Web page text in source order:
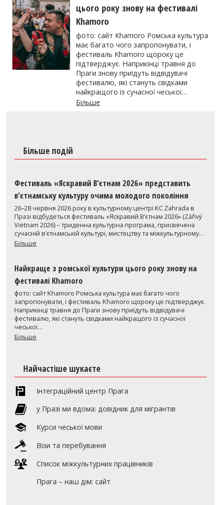
цього року знову на фестивалі
Khamoro
фото: сайт Khamoro Ромська культура
має багато чого запропонувати, і
фестиваль Khamoro щороку це
підтверджує. Наприкінці травня до
Праги знову приїдуть відвідувачі
фестивалю, які стануть свідками
найкращого із сучасної чеської…
Більше
Більше подій
Фестиваль «Яскравий В’єтнам 2026» представить
в’єтнамську культуру очима молодого покоління
26–28 червня 2026 року в культурному центрі KC Zahrada в
Празі відбудеться фестиваль «Яскравий В’єтнам 2026» (Zářivý
Vietnam 2026) – триденна культурна програма, присвячена
сучасній в’єтнамській культурі, мистецтву та міжкультурному…
Більше
Найкраще з ромської культури цього року знову на
фестивалі Khamoro
фото: сайт Khamoro Ромська культура має багато чого
запропонувати, і фестиваль Khamoro щороку це підтверджує.
Наприкінці травня до Праги знову приїдуть відвідувачі
фестивалю, які стануть свідками найкращого із сучасної
чеської…
Більше
Найчастіше шукаєте
Інтеграційний центр Прага
y Празі ми вдома: довідник для мігрантів
Курси чеської мови
Візи та перебування
Список міжкультурних працівників
Прага – наш дім: сайт